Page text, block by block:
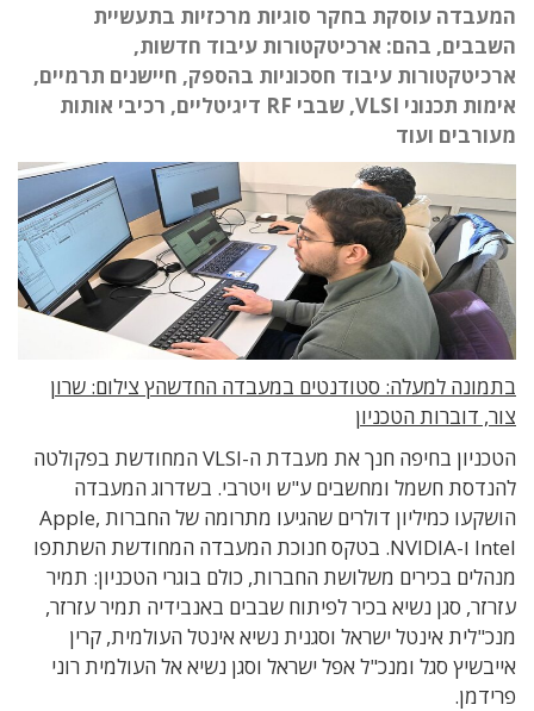
המעבדה עוסקת בחקר סוגיות מרכזיות בתעשיית
השבבים, בהם: ארכיטקטורות עיבוד חדשות,
ארכיטקטורות עיבוד חסכוניות בהספק, חיישנים תרמיים,
אימות תכנוני VLSI, שבבי RF דיגיטליים, רכיבי אותות
מעורבים ועוד
בתמונה למעלה: סטודנטים במעבדה החדשהץ צילום: שרון
צור, דוברות הטכניון
הטכניון בחיפה חנך את מעבדת ה-VLSI המחודשת בפקולטה
להנדסת חשמל ומחשבים ע"ש ויטרבי. בשדרוג המעבדה
הושקעו כמיליון דולרים שהגיעו מתרומה של החברות Apple,
Intel ו-NVIDIA. בטקס חנוכת המעבדה המחודשת השתתפו
מנהלים בכירים משלושת החברות, כולם בוגרי הטכניון: תמיר
עזרזר, סגן נשיא בכיר לפיתוח שבבים באנבידיה תמיר עזרזר,
מנכ"לית אינטל ישראל וסגנית נשיא אינטל העולמית, קרין
אייבשיץ סגל ומנכ"ל אפל ישראל וסגן נשיא אל העולמית רוני
פרידמן.